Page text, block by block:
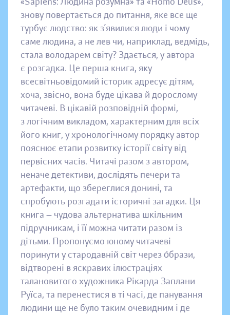
знову повертається до питання, яке все ще
турбує людство: як з’явилися люди і чому
саме людина, а не лев чи, наприклад, ведмідь,
стала володарем світу? Здається, у автора
є розгадка. Це перша книга, яку
всесвітньовідомий історик адресує дітям,
хоча, звісно, вона буде цікава й дорослому
читачеві. В цікавій розповідній формі,
з логічним викладом, характерним для всіх
його книг, у хронологічному порядку автор
пояснює етапи розвитку історії світу від
первісних часів. Читачі разом з автором,
неначе детективи, дослідять печери та
артефакти, що збереглися донині, та
спробують розгадати історичні загадки. Ця
книга — чудова альтернатива шкільним
підручникам, і її можна читати разом із
дітьми. Пропонуємо юному читачеві
поринути у стародавній світ через о́брази,
відтворені в яскравих ілюстраціях
талановитого художника Рікарда Заплани
Руїса, та перенестися в ті часі, де панування
людини ще не було таким очевидним і де